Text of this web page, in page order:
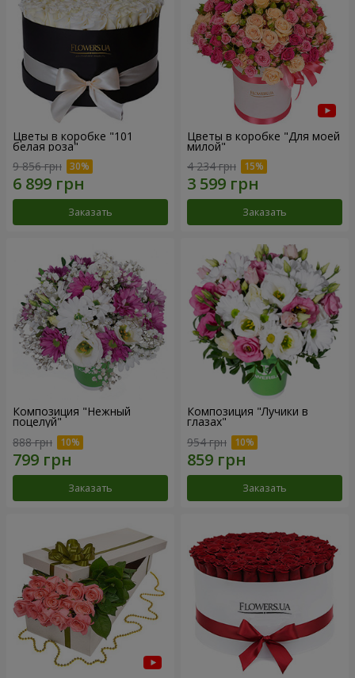
Цветы в коробке "101
белая роза"
9 856 грн
Заказать
Цветы в коробке "Для моей
милой"
4 234 грн
Заказать
Композиция "Нежный
поцелуй"
888 грн
Заказать
Композиция "Лучики в
глазах"
954 грн
Заказать